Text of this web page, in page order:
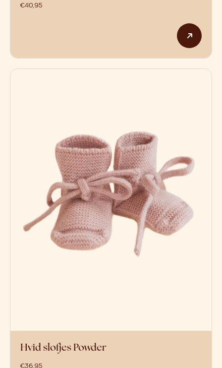
€40,95
Dit
Hvid slofjes Powder
€36,95